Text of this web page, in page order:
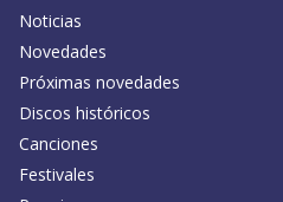
Noticias
Novedades
Próximas novedades
Discos históricos
Canciones
Festivales